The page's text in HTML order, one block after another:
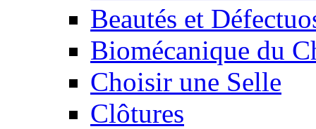
Beautés et
Biomécanique du
Choisir une Selle
Clôtures